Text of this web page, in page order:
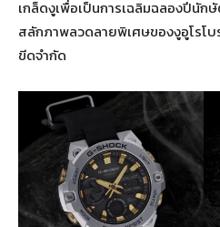
เกล็ดงูเพื่อเป็นการเฉลิมฉลองปีนัก
สลักภาพลวดลายพิเศษของงูอูโรโ
ขีดจำกัด